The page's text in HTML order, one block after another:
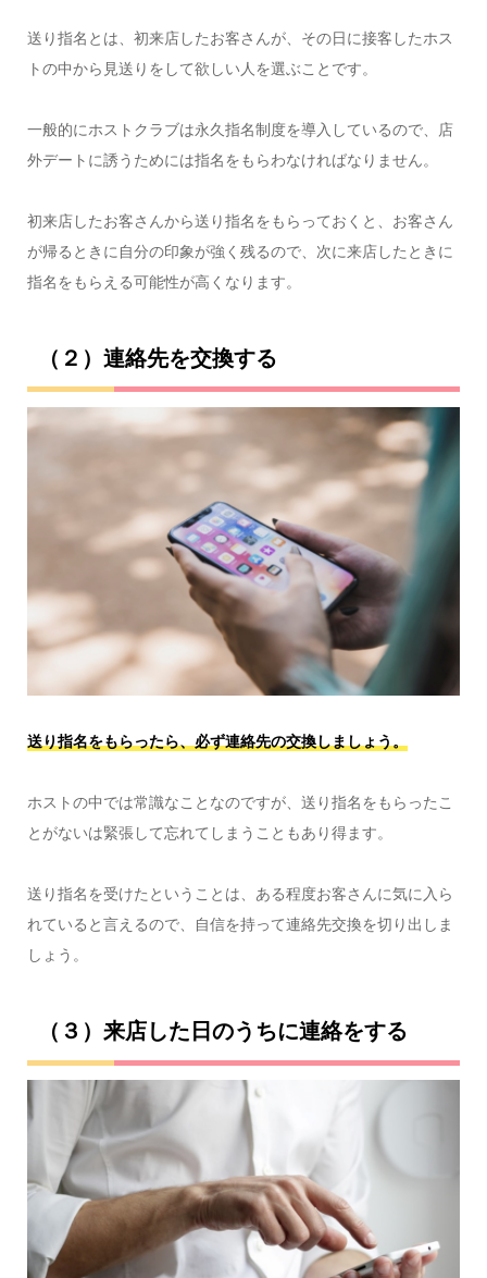
送り指名とは、初来店したお客さんが、その日に接客したホス
トの中から見送りをして欲しい人を選ぶことです。
一般的にホストクラブは永久指名制度を導入しているので、店
外デートに誘うためには指名をもらわなければなりません。
初来店したお客さんから送り指名をもらっておくと、お客さん
が帰るときに自分の印象が強く残るので、次に来店したときに
指名をもらえる可能性が高くなります。
（２）連絡先を交換する
送り指名をもらったら、必ず連絡先の交換しましょう。
ホストの中では常識なことなのですが、送り指名をもらったこ
とがないは緊張して忘れてしまうこともあり得ます。
送り指名を受けたということは、ある程度お客さんに気に入ら
れていると言えるので、自信を持って連絡先交換を切り出しま
しょう。
（３）来店した日のうちに連絡をする